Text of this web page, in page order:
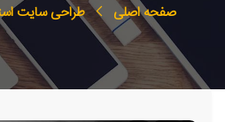
صفحه اصلی طراحی سایت